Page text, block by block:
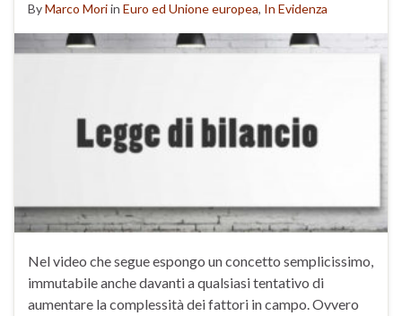
ByMarco Moriin Euro ed Unione europea, In Evidenza
Nel video che segue espongo un concetto semplicissimo,
immutabile anche davanti a qualsiasi tentativo di
aumentare la complessità dei fattori in campo. Ovvero